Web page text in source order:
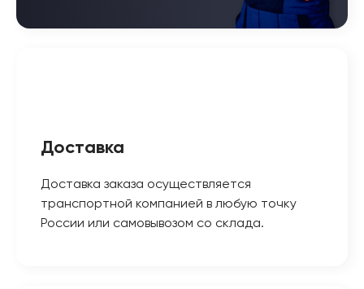
Доставка
Доставка заказа осуществляется
транспортной компанией в любую точку
России или самовывозом со склада.